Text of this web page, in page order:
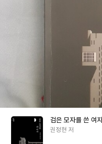
자를 쓴 여자'는 제목이나 표
터 끝까지 어둡고 불길한 기
는 사고(?)로 아이를 잃은 주
그 경계선의 이야기들을 담았다. 아이와 엄마의 갑작스런 죽
눈이 실명된 애완견,자상하
이 드는 남편과 시어머니,동
자,그리고 가장 의심스럽고
아이의 검은 고양이... 혼돈스럽고 불안정한 상태의 민의 생각과 행
동속에서 모든 나쁜 일들이
인지 민의 정신상태를 이용
모인지 두 가지의 가능성을
들을 의심하고 헷갈리게 만
선을 넘나들며 마지막 결론
검은 모자를 쓴 여
글
권정현 저